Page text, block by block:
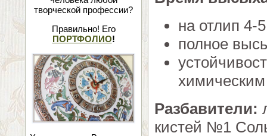
творческой профессии?
Правильно! Его
ПОРТФОЛИО!
на отлип 4-
полное
Разбавители:
кистей №1